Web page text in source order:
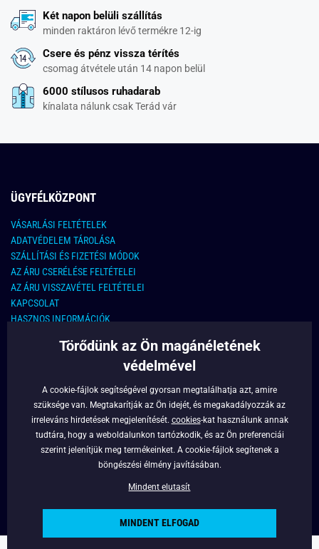
Két napon belüli szállítás
minden raktáron lévő termékre 12-ig
Csere és pénz vissza térítés
csomag átvétele után 14 napon belül
6000 stílusos ruhadarab
kínalata nálunk csak Terád vár
ÜGYFÉLKÖZPONT
VÁSARLÁSI FELTÉTELEK
ADATVÉDELEM TÁROLÁSA
SZÁLLÍTÁSI ÉS FIZETÉSI MÓDOK
AZ ÁRU CSERÉLÉSE FELTÉTELEI
AZ ÁRU VISSZAVÉTEL FELTÉTELEI
KAPCSOLAT
HASZNOS INFORMÁCIÓK
KAPCSOLAT
info@legyferfi.hu
FONTOS INFORMÁCIÓK
RÓLUNK
Törődünk az Ön magánéletének
védelmével
A cookie-fájlok segítségével gyorsan megtalálhatja azt, amire
szüksége van. Megtakarítják az Ön idejét, és megakadályozzák az
irreleváns hirdetések megjelenítését. cookies-kat használunk annak
tudtára, hogy a weboldalunkon tartózkodik, és az Ön preferenciái
szerint jelenítjük meg termékeinket. A cookie-fájlok segítenek a
böngészési élmény javításában.
Mindent elutasít
MINDENT ELFOGAD